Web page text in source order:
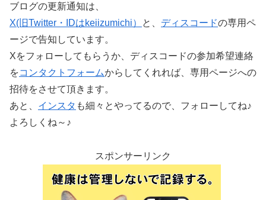
ブログの更新通知は、
X(旧Twitter・IDはkeiizumichi）
と、 ディスコードの専用ペ
ージで告知しています。
Xをフォローしてもらうか、ディスコードの参加希望連絡
をコンタクトフォームからしてくれれば、専用ページへの
招待をさせて頂きます。
あと、 インスタ も細々とやってるので、フォローしてね♪
よろしくね～♪
スポンサーリンク